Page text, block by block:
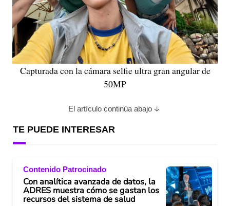
Capturada con la cámara selfie ultra gran angular de
50MP
El artículo continúa abajo
TE PUEDE INTERESAR
Contenido Patrocinado
Con analítica avanzada de datos, la
ADRES muestra cómo se gastan los
recursos del sistema de salud